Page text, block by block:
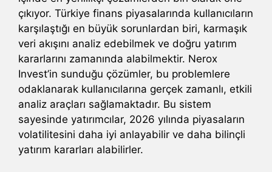
çıkıyor. Türkiye finans piyasalarında kullanıcıların
karşılaştığı en büyük sorunlardan biri, karmaşık
veri akışını analiz edebilmek ve doğru yatırım
kararlarını zamanında alabilmektir. Nerox
Invest’in sunduğu çözümler, bu problemlere
odaklanarak kullanıcılarına gerçek zamanlı, etkili
analiz araçları sağlamaktadır. Bu sistem
sayesinde yatırımcılar, 2026 yılında piyasaların
volatilitesini daha iyi anlayabilir ve daha bilinçli
yatırım kararları alabilirler.